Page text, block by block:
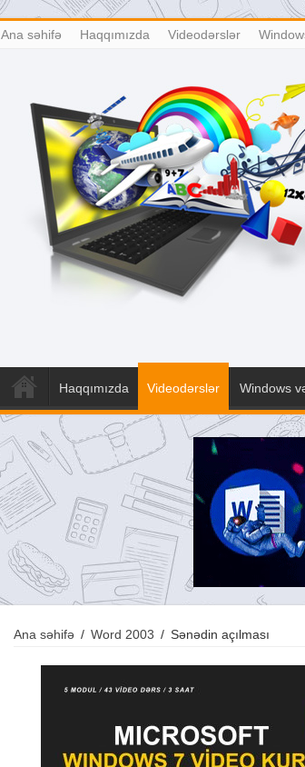
Ana səhifə Haqqımızda Videodərslər
Haqqımızda Videodərslər Windows
Ana səhifə / Word 2003 / Sənədin açılması